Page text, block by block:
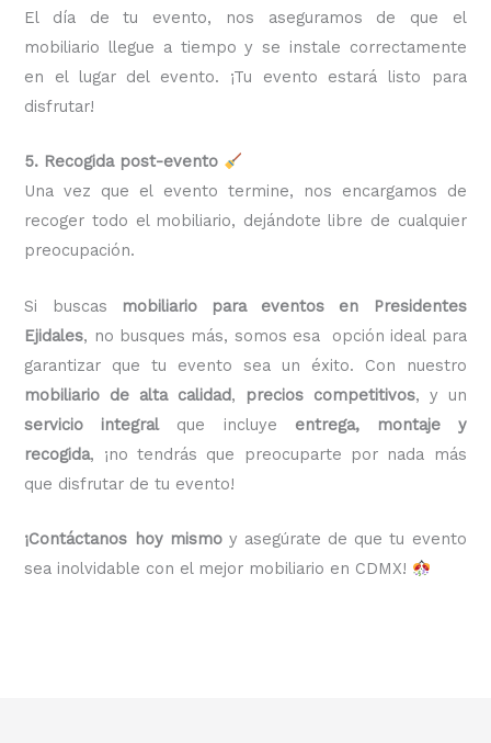
El día de tu evento, nos aseguramos de que el
mobiliario llegue a tiempo y se instale correctamente
en el lugar del evento. ¡Tu evento estará listo para
disfrutar!
5. Recogida post-evento
Una vez que el evento termine, nos encargamos de
recoger todo el mobiliario, dejándote libre de cualquier
preocupación.
Si buscas
mobiliario para eventos en Presidentes
Ejidales, no busques más, somos esa opción ideal para
garantizar que tu evento sea un éxito. Con nuestro
mobiliario de alta calidad, precios competitivos, y un
servicio integralque incluye entrega, montaje y
recogida, ¡no tendrás que preocuparte por nada más
que disfrutar de tu evento!
¡Contáctanos hoy mismoy asegúrate de que tu evento
sea inolvidable con el mejor mobiliario en CDMX!